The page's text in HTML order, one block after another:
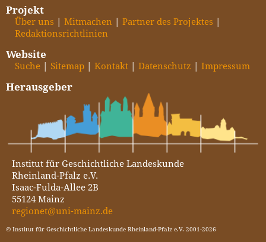
Projekt
Über uns Mitmachen
Partner des Projektes
Redaktionsrichtlinien
Website
Suche Sitemap Kontakt Datenschutz Impressum
Herausgeber
Institut für Geschichtliche Landeskunde
Rheinland-Pfalz e.V.
Isaac-Fulda-Allee 2B
55124 Mainz
regionet@uni-mainz.de
© Institut für Geschichtliche Landeskunde Rheinland-Pfalz e.V. 2001-2026